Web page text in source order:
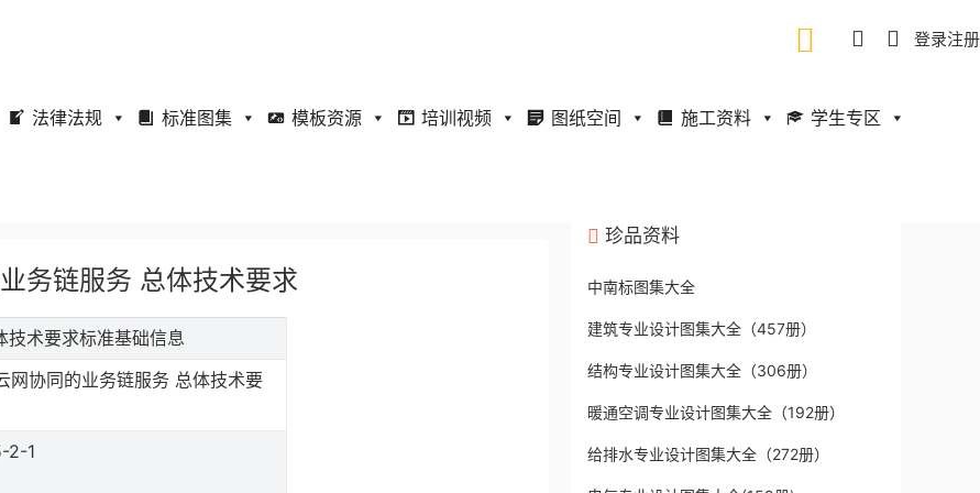
登录注册
法律法规 标准图集 模板资源 培训视频 图纸空间 施工资料 学生专区
务链服务 总体技术要求
术要求标准基础信息
网协同的业务链服务 总体技术要
2-1
珍品资料
中南标图集大全
建筑专业设计图集大全（457册）
结构专业设计图集大全（306册）
暖通空调专业设计图集大全（192册）
给排水专业设计图集大全（272册）